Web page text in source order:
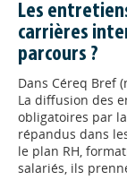
Les
carrières
parcours ?
Dans Céreq Bref
La diffusion des
obligatoires par
répandus dans
le plan RH,
salariés, ils